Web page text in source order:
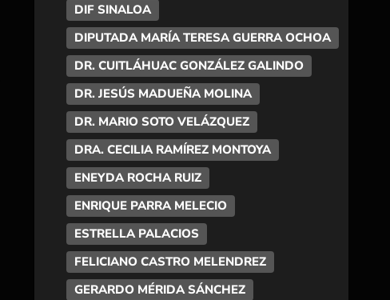
DIF SINALOA
DIPUTADA MARÍA TERESA GUERRA OCHOA
DR. CUITLÁHUAC GONZÁLEZ GALINDO
DR. JESÚS MADUEÑA MOLINA
DR. MARIO SOTO VELÁZQUEZ
DRA. CECILIA RAMÍREZ MONTOYA
ENEYDA ROCHA RUIZ
ENRIQUE PARRA MELECIO
ESTRELLA PALACIOS
FELICIANO CASTRO MELENDREZ
GERARDO MÉRIDA SÁNCHEZ